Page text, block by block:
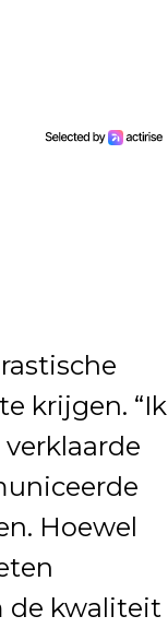
krijgen. “Ik
Hoewel
de kwaliteit